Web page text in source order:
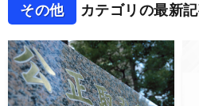
その他 カテゴリの最新